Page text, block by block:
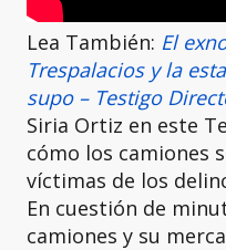
Lea También: El
Trespalacios y la
supo – Testigo
Siria Ortiz en este
cómo los camiones
víctimas de los
En cuestión de
camiones y su